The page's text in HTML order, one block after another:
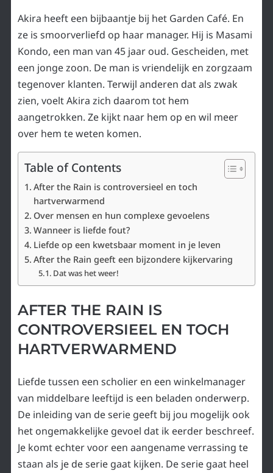
Akira heeft een bijbaantje bij het Garden Café. En
ze is smoorverliefd op haar manager. Hij is Masami
Kondo, een man van 45 jaar oud. Gescheiden, met
een jonge zoon. De man is vriendelijk en zorgzaam
tegenover klanten. Terwijl anderen dat als zwak
zien, voelt Akira zich daarom tot hem
aangetrokken. Ze kijkt naar hem op en wil meer
over hem te weten komen.
Table of Contents
After the Rain is controversieel en toch
hartverwarmend
Over mensen en hun complexe gevoelens
Wanneer is liefde fout?
Liefde op een kwetsbaar moment in je leven
After the Rain geeft een bijzondere kijkervaring
Dat was het weer!
AFTER THE RAIN IS
CONTROVERSIEEL EN TOCH
HARTVERWARMEND
Liefde tussen een scholier en een winkelmanager
van middelbare leeftijd is een beladen onderwerp.
De inleiding van de serie geeft bij jou mogelijk ook
het ongemakkelijke gevoel dat ik eerder beschreef.
Je komt echter voor een aangename verrassing te
staan als je de serie gaat kijken. De serie gaat heel